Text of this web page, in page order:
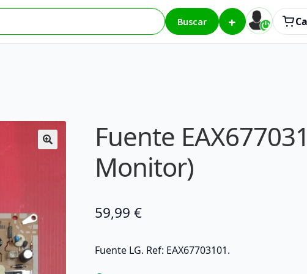
Buscar +
(TV / Monitor)
Fuente
Monitor)
59,99 €
Fuente LG. Ref: EAX67703101.